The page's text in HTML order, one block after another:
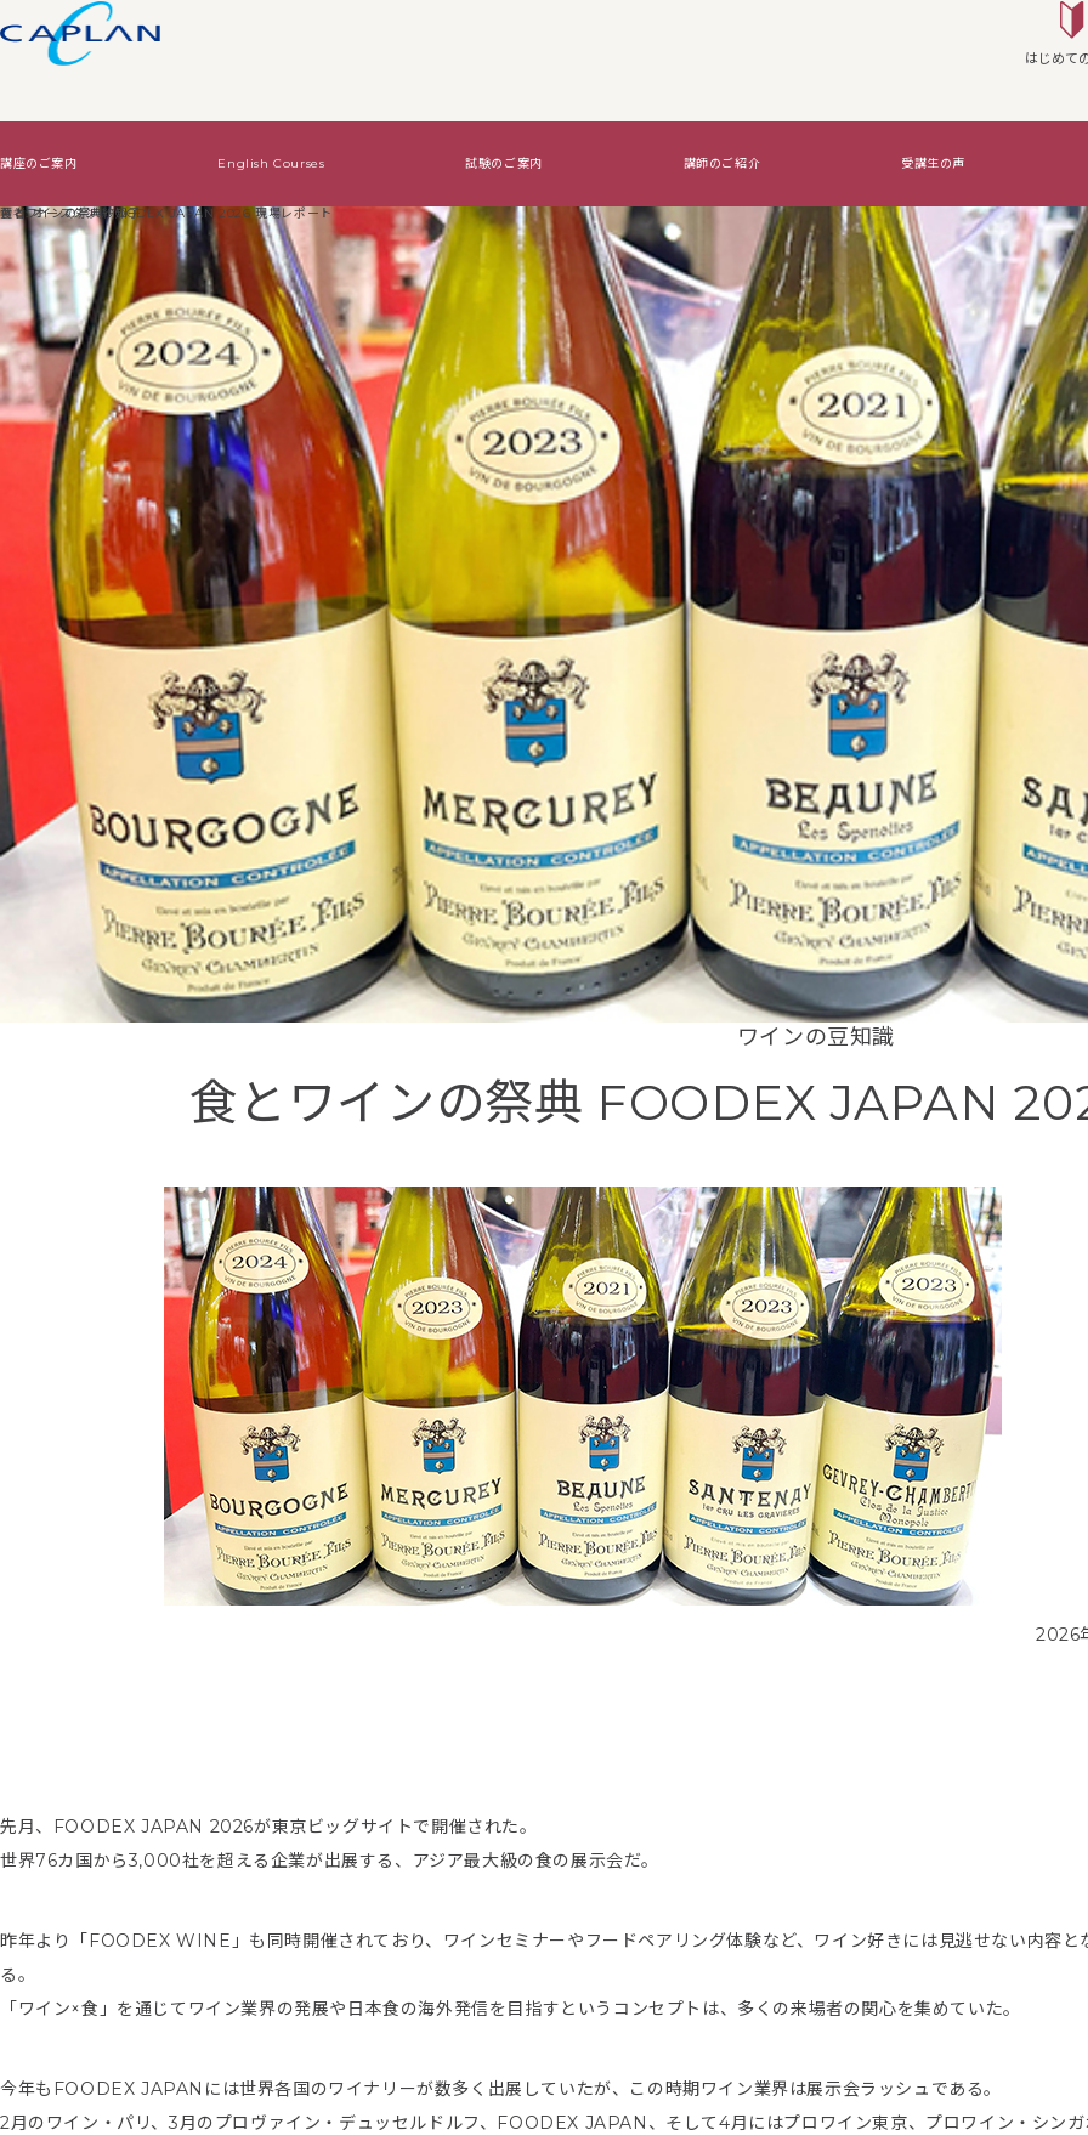
はじめて
講座のご案内 English Courses 試験のご案内
試験のご案内
Level2・Level3認定試験 Diploma認定試験 WSG Certifications Exams
講師のご紹介 受講生の声
ワインの基礎知識
ワインの基礎知識TOP 基本はコレ！ 覚えたいのはコレ！
絶対はずさないワイン！
絶対はずさないワイン！TOP
はじめてワイン
贈り物ワイン
ジャケ買いワイン
法人向けサービス
WSET認定講座で資格をとる オリジナルワイン講座を実施する
著者:オースタン 紗知子
食とワインの祭典 FOODEX JAPAN 2026 現場レポート
ワインの豆知識
食とワインの祭典 FOODEX JAPAN
2026
先月、FOODEX JAPAN 2026が東京ビッグサイトで開催された。
世界76カ国から3,000社を超える企業が出展する、アジア最大級の食の展示会だ。
昨年より「FOODEX WINE」も同時開催されており、ワインセミナーやフードペアリング体験など、ワイン好きには見逃せない内容と
る。
「ワイン×食」を通じてワイン業界の発展や日本食の海外発信を目指すというコンセプトは、多くの来場者の関心を集めていた。
今年もFOODEX JAPANには世界各国のワイナリーが数多く出展していたが、この時期ワイン業界は展示会ラッシュである。
2月のワイン・パリ、3月のプロヴァイン・デュッセルドルフ、FOODEX JAPAN、そして4月にはプロワイン東京、プロワイン・シンガ